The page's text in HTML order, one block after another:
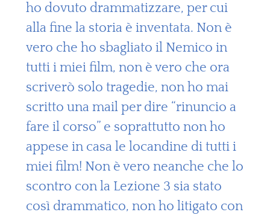
ho dovuto drammatizzare, per cui
alla fine la storia è inventata. Non è
vero che ho sbagliato il Nemico in
tutti i miei film, non è vero che ora
scriverò solo tragedie, non ho mai
scritto una mail per dire “rinuncio a
fare il corso” e soprattutto non ho
appese in casa le locandine di tutti i
miei film! Non è vero neanche che lo
scontro con la Lezione 3 sia stato
così drammatico, non ho litigato con